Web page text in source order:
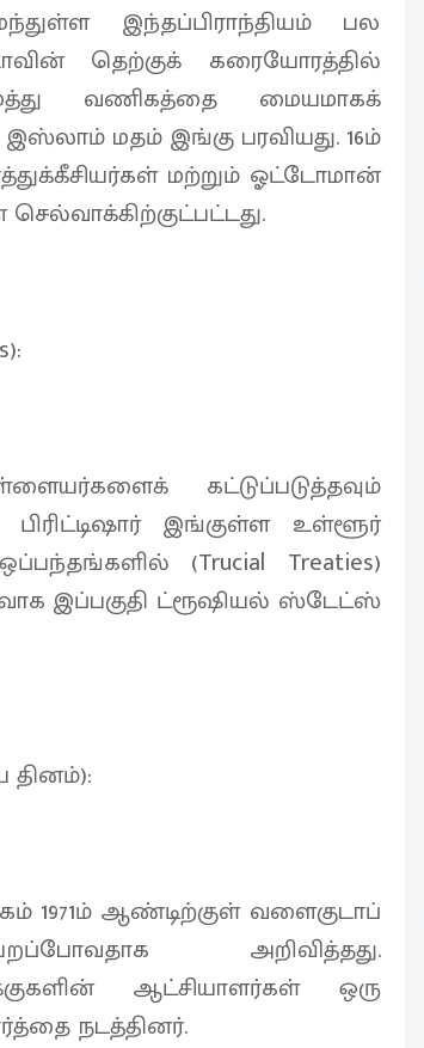
இந்தப்பிராந்தியம் பல
தெற்குக் கரையோரத்தில்
வணிகத்தை மையமாகக்
மதம் இங்கு பரவியது. 16ம்
மற்றும் ஓட்டோமான்
கட்டுப்படுத்தவும்
இங்குள்ள உள்ளூர்
(Trucial Treaties)
இப்பகுதி ட்ரூஷியல் ஸ்டேட்ஸ்
தினம்):
1971ம் ஆண்டிற்குள் வளைகுடாப்
அறிவித்தது.
ஆட்சியாளர்கள் ஒரு
நடத்தினர்.